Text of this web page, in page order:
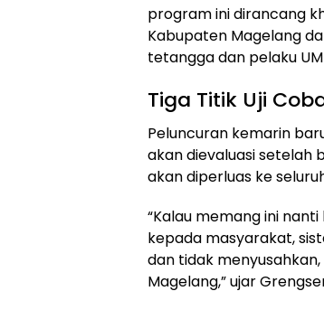
program ini dirancang
Kabupaten Magelang
tetangga dan pelaku
Tiga Titik Uji
Peluncuran kemarin
akan dievaluasi setelah
akan diperluas ke
“Kalau memang ini
kepada masyarakat,
dan tidak
Magelang,” ujar